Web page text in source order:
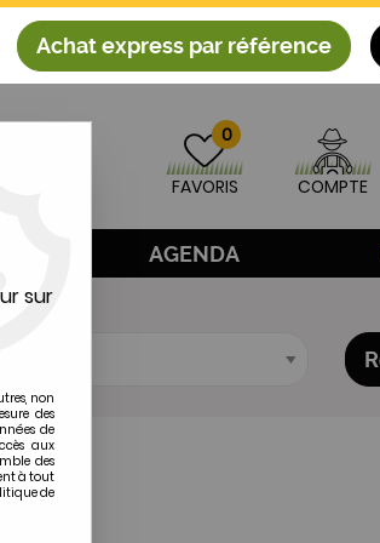
Achat express par référence
0
FAVORIS COMPTE
AGENDA
sur
non
des
de
aux
des
à tout
de